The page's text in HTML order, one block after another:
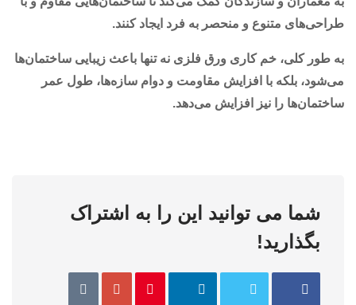
طراحی‌های متنوع و منحصر به فرد ایجاد کنند.
به طور کلی، خم کاری ورق فلزی نه تنها باعث زیبایی ساختمان‌ها
می‌شود، بلکه با افزایش مقاومت و دوام سازه‌ها، طول عمر
ساختمان‌ها را نیز افزایش می‌دهد.
شما می توانید این را به اشتراک
بگذارید!